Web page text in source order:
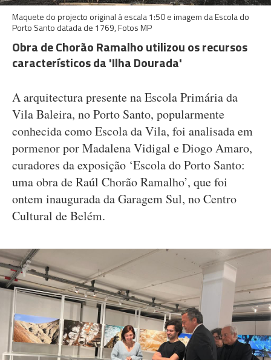
Maquete do projecto original à escala 1:50 e imagem da Escola do
Porto Santo datada de 1769, Fotos MP
Obra de Chorão Ramalho utilizou os recursos
característicos da 'Ilha Dourada'
A arquitectura presente na Escola Primária da
Vila Baleira, no Porto Santo, popularmente
conhecida como Escola da Vila, foi analisada em
pormenor por Madalena Vidigal e Diogo Amaro,
curadores da exposição ‘Escola do Porto Santo:
uma obra de Raúl Chorão Ramalho’, que foi
ontem inaugurada da Garagem Sul, no Centro
Cultural de Belém.